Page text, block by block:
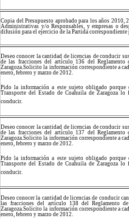
Copia del Presupuesto aprobado para los años
Administrativas y/o Responsables, y empresas o
difusión para el ejercicio de la Partida correspondiente
Deseo conocer la cantidad de licencias de conducir
de las fracciones del artículo 136 del
Zaragoza.Solicito la información correspondiente a
enero, febrero y marzo de 2012.
Pido la información a este sujeto obligado
Transporte del Estado de Coahuila de Zaragoza
conducir.
Deseo conocer la cantidad de licencias de conducir
de las fracciones del artículo 137 del
Zaragoza.Solicito la información correspondiente a
enero, febrero y marzo de 2012.
Pido la información a este sujeto obligado
Transporte del Estado de Coahuila de Zaragoza
conducir.
Deseo conocer la cantidad de licencias de conducir
las fracciones del artículo 138 del Reglamento
Zaragoza.Solicito la información correspondiente a
enero, febrero y marzo de 2012.